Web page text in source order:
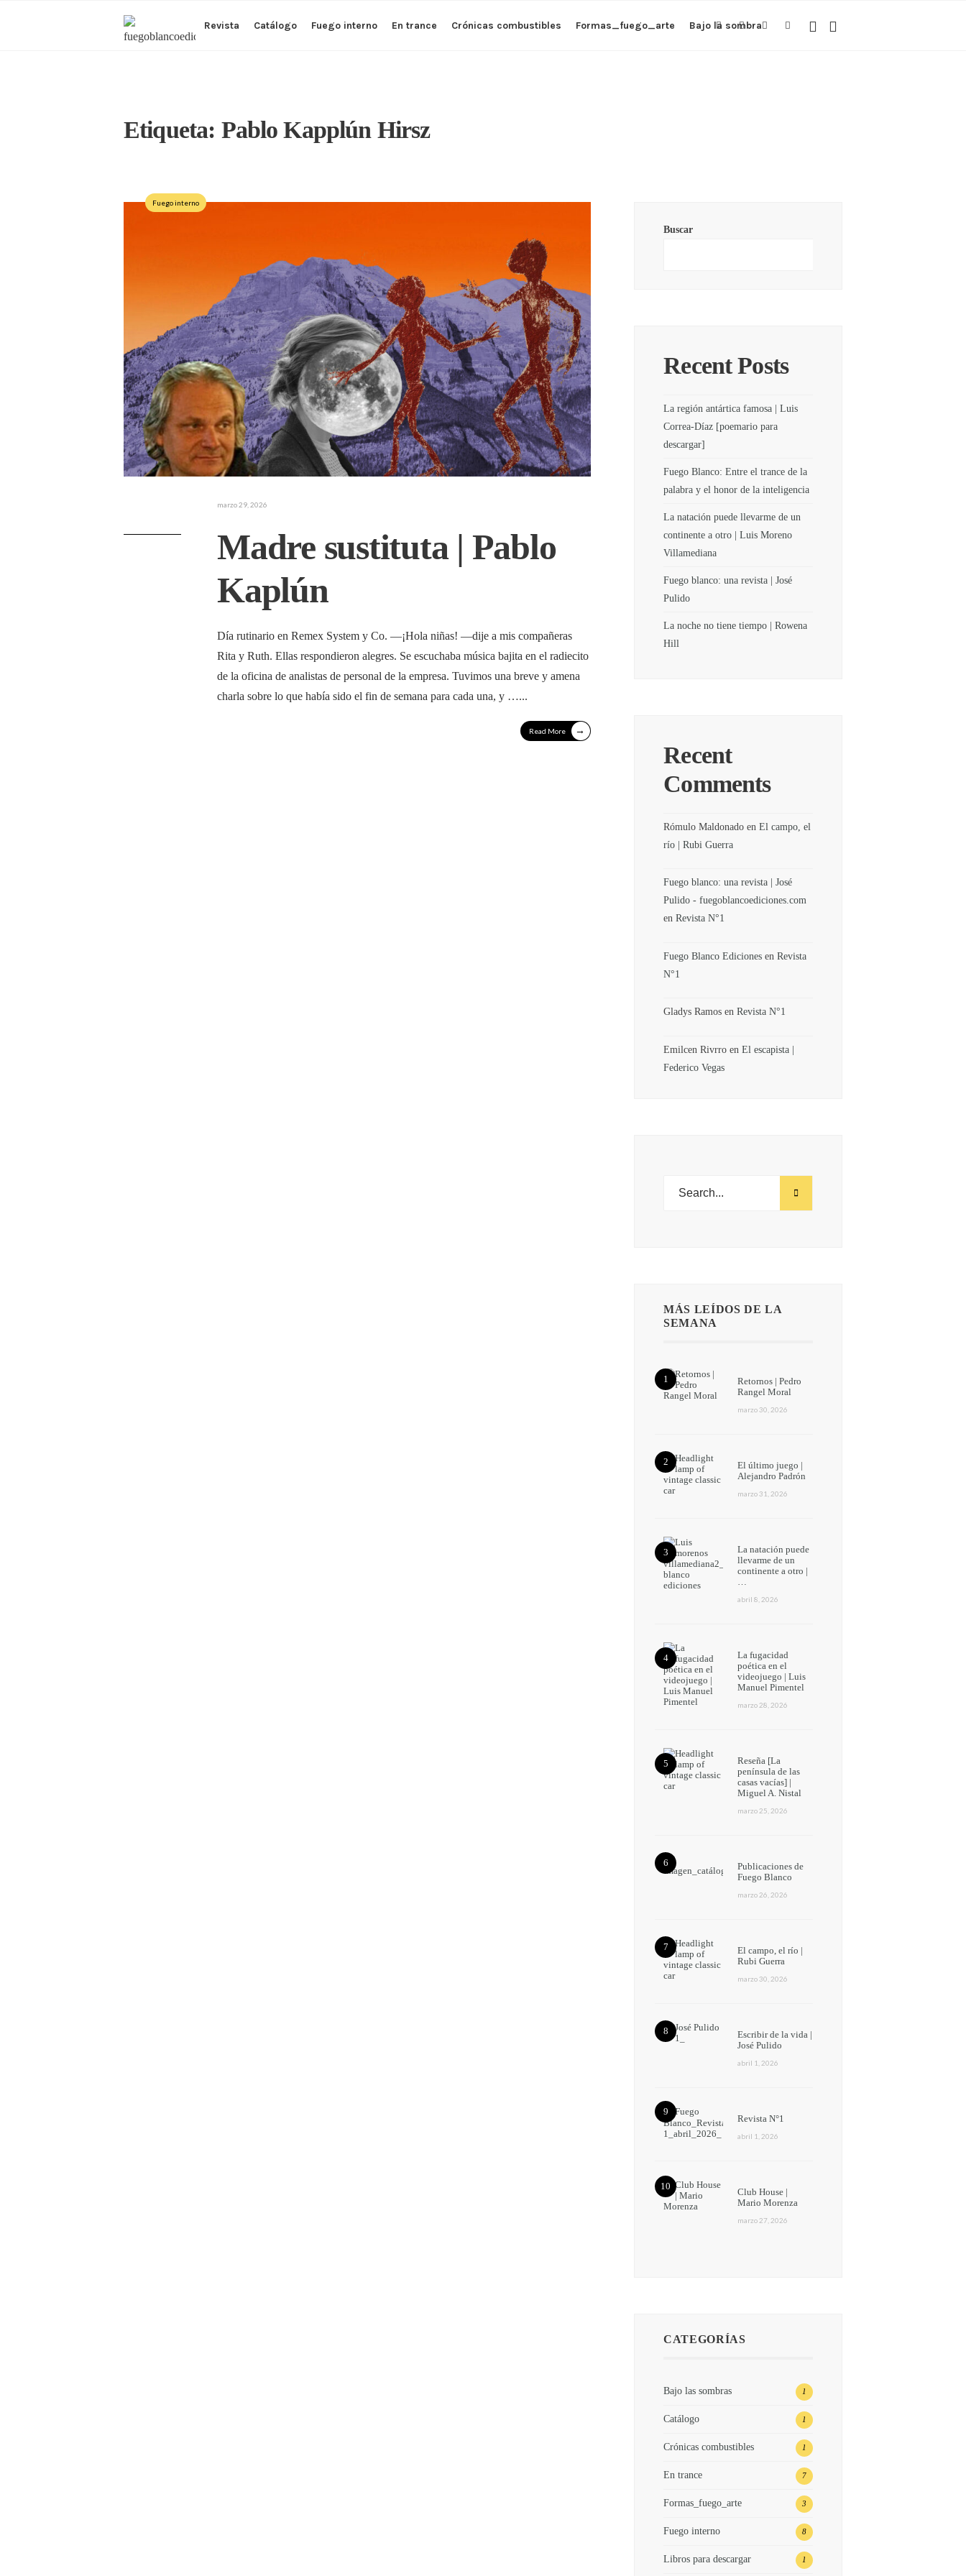
Revista Catálogo Fuego interno En trance Crónicas combustibles Formas_fuego_arte Bajo la sombra
Etiqueta: Pablo Kapplún Hirsz
Fuego interno
marzo 29, 2026
Madre sustituta | Pablo
Kaplún
Día rutinario en Remex System y Co. —¡Hola niñas! —dije a mis compañeras
Rita y Ruth. Ellas respondieron alegres. Se escuchaba música bajita en el radiecito
de la oficina de analistas de personal de la empresa. Tuvimos una breve y amena
charla sobre lo que había sido el fin de semana para cada una, y …...
Read More →
Buscar
Recent Posts
La región antártica famosa | Luis
Correa-Díaz [poemario para
descargar]
Fuego Blanco: Entre el trance de la
palabra y el honor de la inteligencia
La natación puede llevarme de un
continente a otro | Luis Moreno
Villamediana
Fuego blanco: una revista | José
Pulido
La noche no tiene tiempo | Rowena
Hill
Recent
Comments
Rómulo Maldonado enEl campo, el
río | Rubi Guerra
Fuego blanco: una revista | José
Pulido - fuegoblancoediciones.com
enRevista N°1
Fuego Blanco Ediciones enRevista
N°1
Gladys Ramos enRevista N°1
Emilcen Rivrro enEl escapista |
Federico Vegas
MÁS LEÍDOS DE LA
SEMANA
Retornos | Pedro
Rangel Moral
marzo 30, 2026
El último juego |
Alejandro Padrón
marzo 31, 2026
La natación puede
llevarme de un
continente a otro |
abril 8, 2026
La fugacidad
poética en el
videojuego | Luis
Manuel Pimentel
marzo 28, 2026
Reseña [La
península de las
casas vacías] |
Miguel A. Nistal
marzo 25, 2026
Publicaciones de
Fuego Blanco
marzo 26, 2026
El campo, el río |
Rubi Guerra
marzo 30, 2026
Escribir de la vida |
José Pulido
abril 1, 2026
Revista N°1
abril 1, 2026
Club House |
Mario Morenza
marzo 27, 2026
CATEGORÍAS
Bajo las sombras 1
Catálogo 1
Crónicas combustibles 1
En trance 7
Formas_fuego_arte 3
Fuego interno 8
Libros para descargar 1